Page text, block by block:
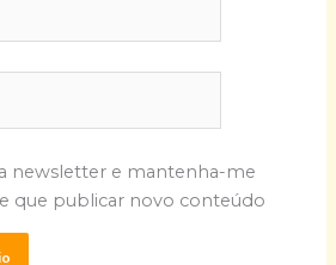
newsletter e mantenha-me
que publicar novo conteúdo